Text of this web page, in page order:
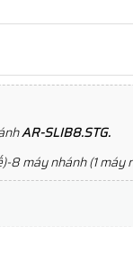
AR-SLIB8.STG.
8 máy nhánh (1